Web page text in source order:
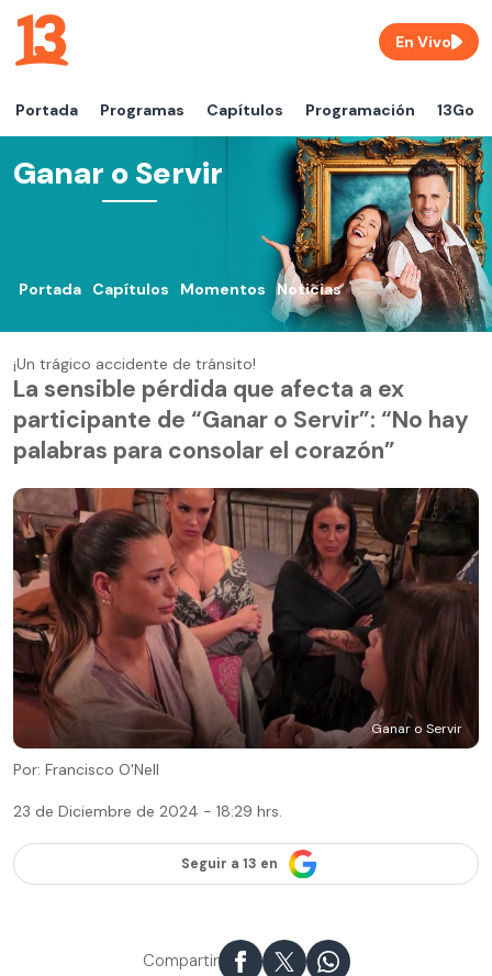
Portada Programas Capítulos Programación 13Go
En Vivo
Ganar o Servir
Portada Capítulos Momentos Noticias
¡Un trágico accidente de tránsito!
La sensible pérdida que afecta a ex
participante de “Ganar o Servir”: “No hay
palabras para consolar el corazón”
Ganar o Servir
Por: Francisco O'Nell
23 de Diciembre de 2024 - 18:29 hrs.
Seguir a 13 en
Compartir